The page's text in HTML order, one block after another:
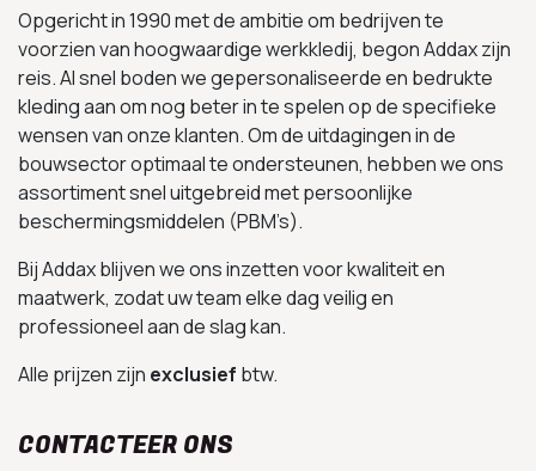
Opgericht in 1990 met de ambitie om bedrijven te
voorzien van hoogwaardige werkkledij, begon Addax zijn
reis. Al snel boden we gepersonaliseerde en bedrukte
kleding aan om nog beter in te spelen op de specifieke
wensen van onze klanten. Om de uitdagingen in de
bouwsector optimaal te ondersteunen, hebben we ons
assortiment snel uitgebreid met persoonlijke
beschermingsmiddelen (PBM’s).
Bij Addax blijven we ons inzetten voor kwaliteit en
maatwerk, zodat uw team elke dag veilig en
professioneel aan de slag kan.
Alle prijzen zijn exclusief btw.
CONTACTEER ONS